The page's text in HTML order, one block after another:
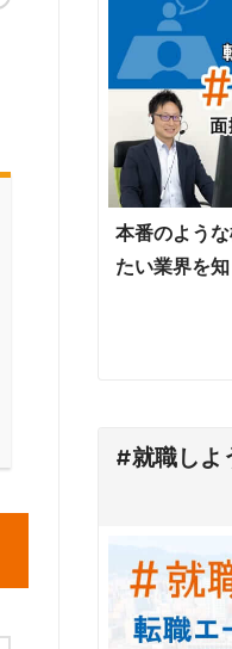
本番のよう
たい業界を
#就職しよ